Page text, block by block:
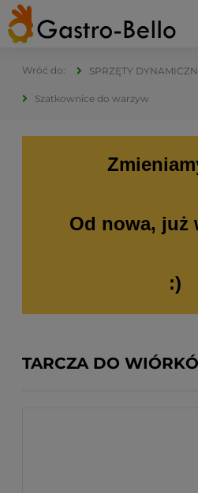
SPRZĘTY
Szatkownice do warzyw
Od nowa, już
:)
TARCZA DO